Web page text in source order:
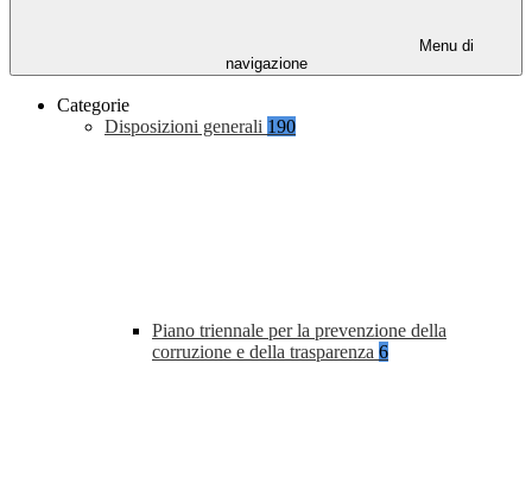
Menu di
navigazione
Categorie
Disposizioni generali 190
Piano triennale per la prevenzione della
corruzione e della trasparenza 6